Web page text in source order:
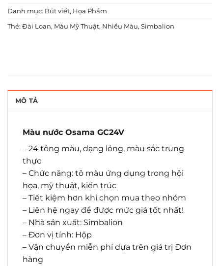
Danh mục: Bút viết, Họa Phẩm
Thẻ: Đài Loan, Màu Mỹ Thuật, Nhiều Màu, Simbalion
MÔ TẢ
Màu nước Osama GC24V
– 24 tông màu, dạng lỏng, màu sắc trung
thực
– Chức năng: tô màu ứng dụng trong hội
họa, mỹ thuật, kiến trúc
– Tiết kiệm hơn khi chọn mua theo nhóm
– Liên hệ ngay để được mức giá tốt nhất!
– Nhà sản xuất: Simbalion
– Đơn vị tính: Hộp
– Vận chuyển miễn phí dựa trên giá trị Đơn
hàng